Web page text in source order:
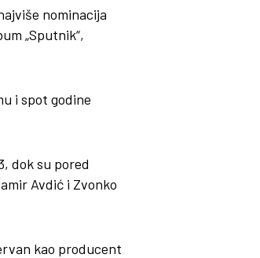
nominacija
„Sputnik“,
i spot godine
dok su pored
Avdić i Zvonko
kao producent